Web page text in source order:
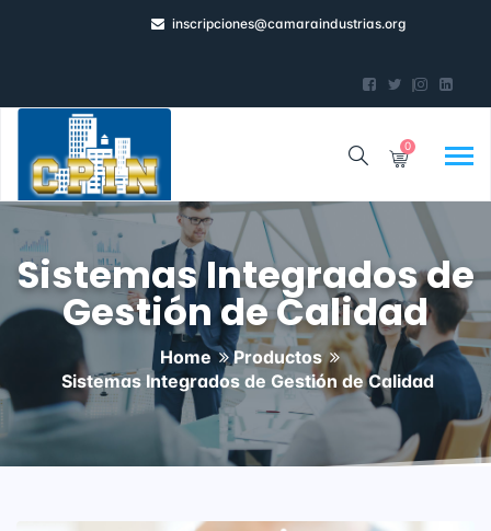
inscripciones@camaraindustrias.org
0
Sistemas Integrados de
Gestión de Calidad
Home
Productos
Sistemas Integrados de Gestión de Calidad